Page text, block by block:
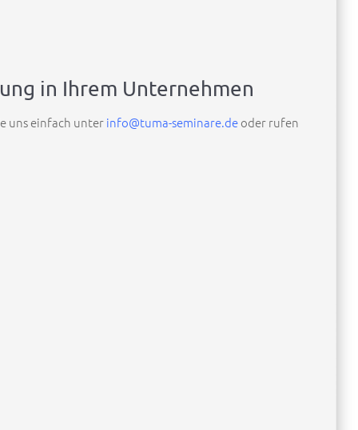
in Ihrem Unternehmen
uns einfach unterinfo@tuma-seminare.deoder rufen